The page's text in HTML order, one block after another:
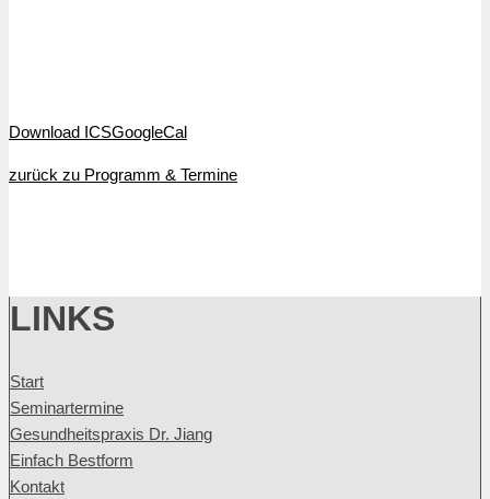
Download ICSGoogleCal
zurück zu Programm & Termine
LINKS
Start
Seminartermine
Gesundheitspraxis Dr. Jiang
Einfach Bestform
Kontakt